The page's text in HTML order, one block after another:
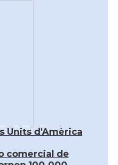
Units d'Amèrica
comercial de